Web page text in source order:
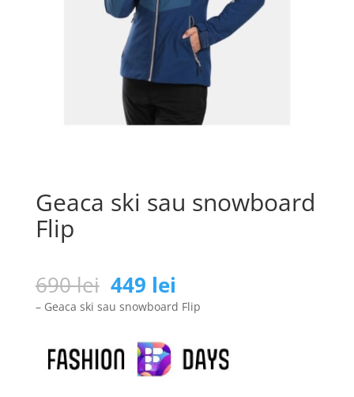
Geaca ski sau snowboard
Flip
690lei Prețul
inițial
a
fost:
690 lei.
449 lei
curent
este:
– Geaca ski sau snowboard Flip